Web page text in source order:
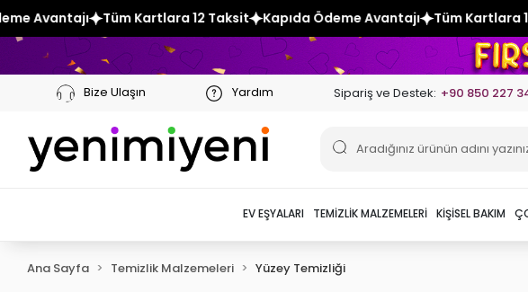
12 Taksit Kapıda Ödeme Avantajı Tüm Kartlara 12 Taksit Kapıda
Bize Ulaşın Yardım Sipariş ve Destek: +90 850 227
EV EŞYALARI TEMIZLIK MALZEMELERI KIŞISEL BAKIM
Ana Sayfa Temizlik Malzemeleri Yüzey Temizliği